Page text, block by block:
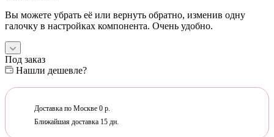
Вы можете убрать её или вернуть обратно, изменив одну
галочку в настройках компонента. Очень удобно.
Под заказ
Нашли дешевле?
Доставка по Москве 0 р.
Ближайшая доставка 15 дн.